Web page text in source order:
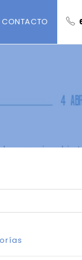
CONTACTO